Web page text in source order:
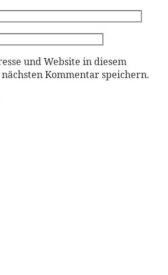
und Website in diesem
Kommentar speichern.